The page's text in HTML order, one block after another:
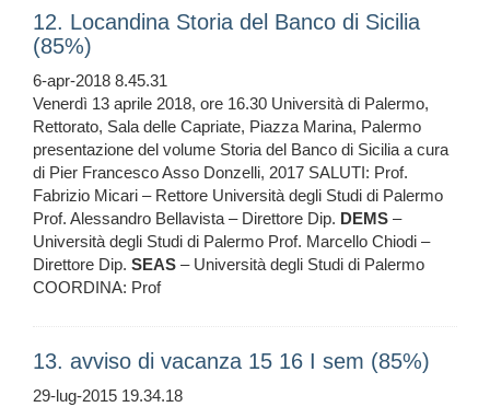
12. Locandina Storia del Banco di Sicilia
(85%)
6-apr-2018 8.45.31
Venerdì 13 aprile 2018, ore 16.30 Università di Palermo,
Rettorato, Sala delle Capriate, Piazza Marina, Palermo
presentazione del volume Storia del Banco di Sicilia a cura
di Pier Francesco Asso Donzelli, 2017 SALUTI: Prof.
Fabrizio Micari – Rettore Università degli Studi di Palermo
Prof. Alessandro Bellavista – Direttore Dip. DEMS –
Università degli Studi di Palermo Prof. Marcello Chiodi –
Direttore Dip. SEAS – Università degli Studi di Palermo
COORDINA: Prof
13. avviso di vacanza 15 16 I sem (85%)
29-lug-2015 19.34.18